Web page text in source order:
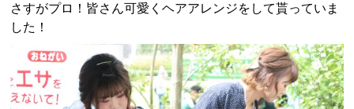
さすがプロ！皆さん可愛くヘアアレンジをして貰っていま
した！